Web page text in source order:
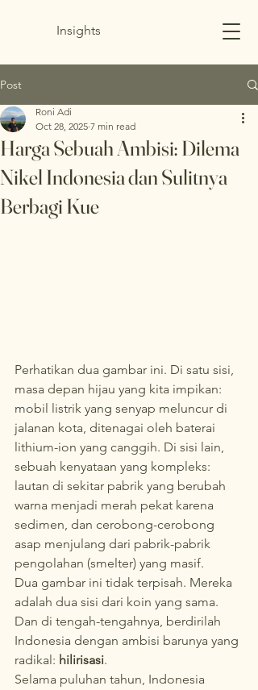
Insights
Post
Harga Sebuah Ambisi: Dilema
Nikel Indonesia dan Sulitnya
Berbagi Kue
Roni Adi
Oct 28, 2025 7 min read
Perhatikan dua gambar ini. Di satu sisi,
masa depan hijau yang kita impikan:
mobil listrik yang senyap meluncur di
jalanan kota, ditenagai oleh baterai
lithium-ion yang canggih. Di sisi lain,
sebuah kenyataan yang kompleks:
lautan di sekitar pabrik yang berubah
warna menjadi merah pekat karena
sedimen, dan cerobong-cerobong
asap menjulang dari pabrik-pabrik
pengolahan (smelter) yang masif.
Dua gambar ini tidak terpisah. Mereka
adalah dua sisi dari koin yang sama.
Dan di tengah-tengahnya, berdirilah
Indonesia dengan ambisi barunya yang
radikal: hilirisasi.
Selama puluhan tahun, Indonesia